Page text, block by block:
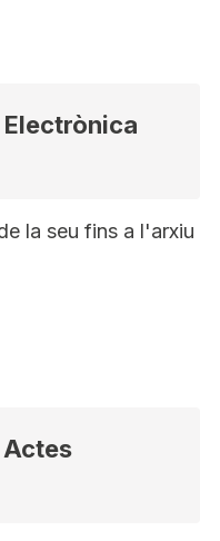
la seu fins a l'arxiu